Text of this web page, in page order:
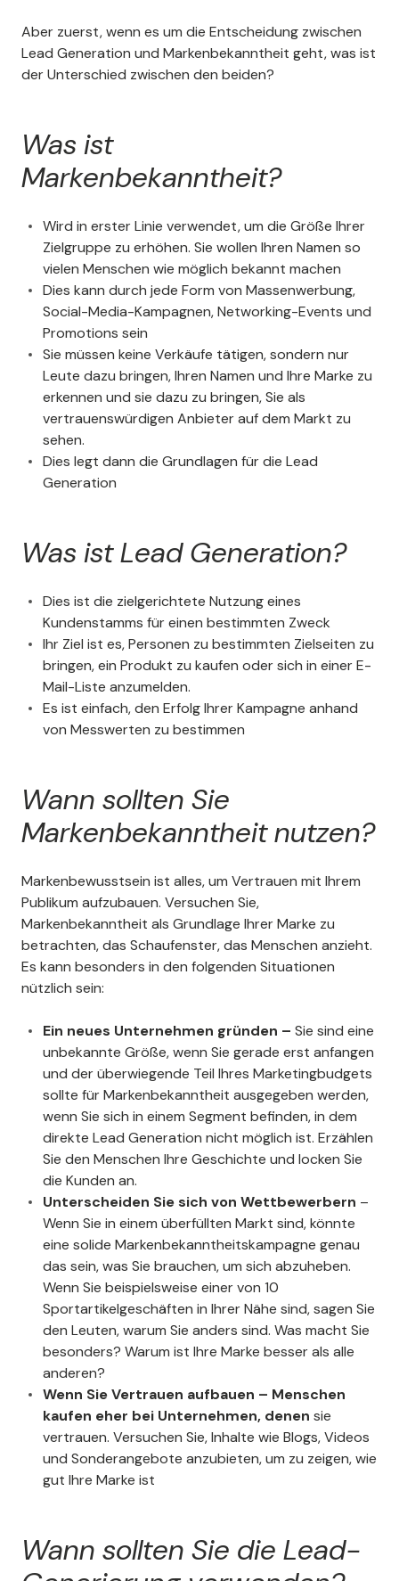
Aber zuerst, wenn es um die Entscheidung zwischen
Lead Generation und Markenbekanntheit geht, was ist
der Unterschied zwischen den beiden?
Was ist
Markenbekanntheit?
Wird in erster Linie verwendet, um die Größe Ihrer
Zielgruppe zu erhöhen. Sie wollen Ihren Namen so
vielen Menschen wie möglich bekannt machen
Dies kann durch jede Form von Massenwerbung,
Social-Media-Kampagnen, Networking-Events und
Promotions sein
Sie müssen keine Verkäufe tätigen, sondern nur
Leute dazu bringen, Ihren Namen und Ihre Marke zu
erkennen und sie dazu zu bringen, Sie als
vertrauenswürdigen Anbieter auf dem Markt zu
sehen.
Dies legt dann die Grundlagen für die Lead
Generation
Was ist Lead Generation?
Dies ist die zielgerichtete Nutzung eines
Kundenstamms für einen bestimmten Zweck
Ihr Ziel ist es, Personen zu bestimmten Zielseiten zu
bringen, ein Produkt zu kaufen oder sich in einer E-
Mail-Liste anzumelden.
Es ist einfach, den Erfolg Ihrer Kampagne anhand
von Messwerten zu bestimmen
Wann sollten Sie
Markenbekanntheit nutzen?
Markenbewusstsein ist alles, um Vertrauen mit Ihrem
Publikum aufzubauen. Versuchen Sie,
Markenbekanntheit als Grundlage Ihrer Marke zu
betrachten, das Schaufenster, das Menschen anzieht.
Es kann besonders in den folgenden Situationen
nützlich sein:
Ein neues Unternehmen gründen – Sie sind eine
unbekannte Größe, wenn Sie gerade erst anfangen
und der überwiegende Teil Ihres Marketingbudgets
sollte für Markenbekanntheit ausgegeben werden,
wenn Sie sich in einem Segment befinden, in dem
direkte Lead Generation nicht möglich ist. Erzählen
Sie den Menschen Ihre Geschichte und locken Sie
die Kunden an.
Unterscheiden Sie sich von Wettbewerbern –
Wenn Sie in einem überfüllten Markt sind, könnte
eine solide Markenbekanntheitskampagne genau
das sein, was Sie brauchen, um sich abzuheben.
Wenn Sie beispielsweise einer von 10
Sportartikelgeschäften in Ihrer Nähe sind, sagen Sie
den Leuten, warum Sie anders sind. Was macht Sie
besonders? Warum ist Ihre Marke besser als alle
anderen?
Wenn Sie Vertrauen aufbauen – Menschen
kaufen eher bei Unternehmen, denen sie
vertrauen. Versuchen Sie, Inhalte wie Blogs, Videos
und Sonderangebote anzubieten, um zu zeigen, wie
gut Ihre Marke ist
Wann sollten Sie die Lead-